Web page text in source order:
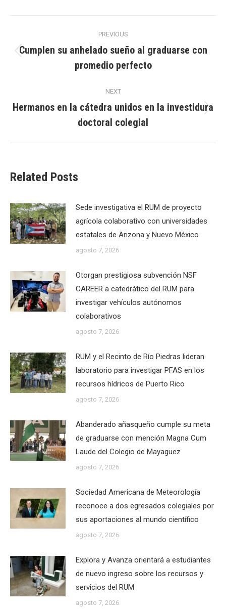
navigation
PREVIOUS
post:
Cumplen su anhelado sueño al graduarse con
promedio perfecto
NEXT
post:
Hermanos en la cátedra unidos en la investidura
doctoral colegial
Related Posts
Sede investigativa el RUM de proyecto
agrícola colaborativo con universidades
estatales de Arizona y Nuevo México
agosto 7, 2026
Otorgan prestigiosa subvención NSF
CAREER a catedrático del RUM para
investigar vehículos autónomos
colaborativos
agosto 7, 2026
RUM y el Recinto de Río Piedras lideran
laboratorio para investigar PFAS en los
recursos hídricos de Puerto Rico
agosto 7, 2026
Abanderado añasqueño cumple su meta
de graduarse con mención Magna Cum
Laude del Colegio de Mayagüez
agosto 7, 2026
Sociedad Americana de Meteorología
reconoce a dos egresados colegiales por
sus aportaciones al mundo científico
agosto 7, 2026
Explora y Avanza orientará a estudiantes
de nuevo ingreso sobre los recursos y
servicios del RUM
agosto 7, 2026